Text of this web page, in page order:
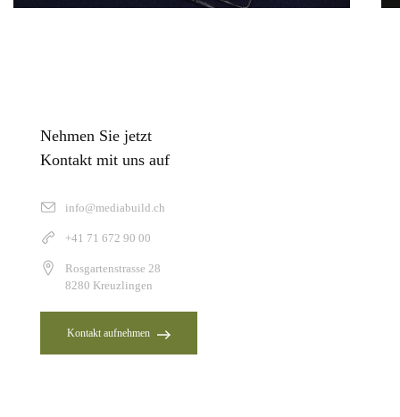
Nehmen Sie jetzt
Kontakt mit uns auf
info@mediabuild.ch
+41 71 672 90 00
Rosgartenstrasse 28
8280 Kreuzlingen
Kontakt aufnehmen